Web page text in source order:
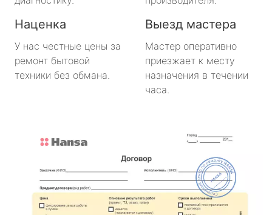
Наценка
У нас честные цены за
ремонт бытовой
техники без обмана.
Выезд мастера
Мастер оперативно
приезжает к месту
назначения в течении
часа.